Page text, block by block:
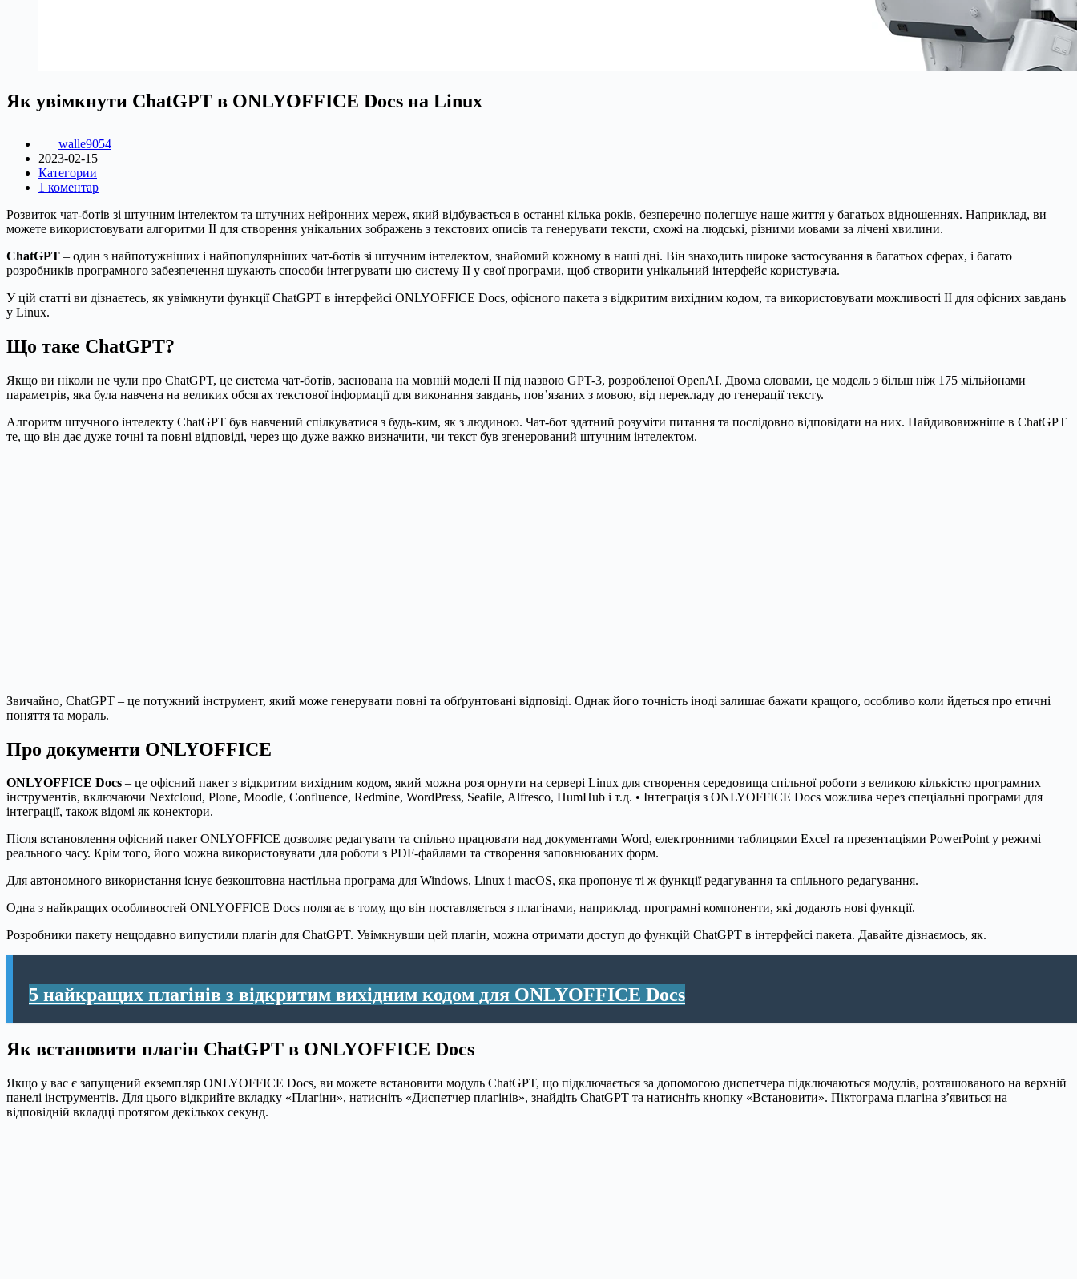
Як увімкнути ChatGPT в ONLYOFFICE Docs на Linux
walle9054
2023-02-15
Категории
1 коментар
Розвиток чат-ботів зі штучним інтелектом та штучних нейронних мереж, який відбувається в останні кілька років, безперечно полегшує наше життя у багатьох відношеннях. Наприклад, ви
можете використовувати алгоритми ІІ для створення унікальних зображень з текстових описів та генерувати тексти, схожі на людські, різними мовами за лічені хвилини.
ChatGPT – один з найпотужніших і найпопулярніших чат-ботів зі штучним інтелектом, знайомий кожному в наші дні. Він знаходить широке застосування в багатьох сферах, і багато
розробників програмного забезпечення шукають способи інтегрувати цю систему ІІ у свої програми, щоб створити унікальний інтерфейс користувача.
У цій статті ви дізнаєтесь, як увімкнути функції ChatGPT в інтерфейсі ONLYOFFICE Docs, офісного пакета з відкритим вихідним кодом, та використовувати можливості ІІ для офісних завдань
у Linux.
Що таке ChatGPT?
Якщо ви ніколи не чули про ChatGPT, це система чат-ботів, заснована на мовній моделі ІІ під назвою GPT-3, розробленої OpenAI. Двома словами, це модель з більш ніж 175 мільйонами
параметрів, яка була навчена на великих обсягах текстової інформації для виконання завдань, пов’язаних з мовою, від перекладу до генерації тексту.
Алгоритм штучного інтелекту ChatGPT був навчений спілкуватися з будь-ким, як з людиною. Чат-бот здатний розуміти питання та послідовно відповідати на них. Найдивовижніше в ChatGPT
те, що він дає дуже точні та повні відповіді, через що дуже важко визначити, чи текст був згенерований штучним інтелектом.
Звичайно, ChatGPT – це потужний інструмент, який може генерувати повні та обґрунтовані відповіді. Однак його точність іноді залишає бажати кращого, особливо коли йдеться про етичні
поняття та мораль.
Про документи ONLYOFFICE
ONLYOFFICE Docs – це офісний пакет з відкритим вихідним кодом, який можна розгорнути на сервері Linux для створення середовища спільної роботи з великою кількістю програмних
інструментів, включаючи Nextcloud, Plone, Moodle, Confluence, Redmine, WordPress, Seafile, Alfresco, HumHub і т.д. • Інтеграція з ONLYOFFICE Docs можлива через спеціальні програми для
інтеграції, також відомі як конектори.
Після встановлення офісний пакет ONLYOFFICE дозволяє редагувати та спільно працювати над документами Word, електронними таблицями Excel та презентаціями PowerPoint у режимі
реального часу. Крім того, його можна використовувати для роботи з PDF-файлами та створення заповнюваних форм.
Для автономного використання існує безкоштовна настільна програма для Windows, Linux і macOS, яка пропонує ті ж функції редагування та спільного редагування.
Одна з найкращих особливостей ONLYOFFICE Docs полягає в тому, що він поставляється з плагінами, наприклад. програмні компоненти, які додають нові функції.
Розробники пакету нещодавно випустили плагін для ChatGPT. Увімкнувши цей плагін, можна отримати доступ до функцій ChatGPT в інтерфейсі пакета. Давайте дізнаємось, як.
5 найкращих плагінів з відкритим вихідним кодом для ONLYOFFICE Docs
Як встановити плагін ChatGPT в ONLYOFFICE Docs
Якщо у вас є запущений екземпляр ONLYOFFICE Docs, ви можете встановити модуль ChatGPT, що підключається за допомогою диспетчера підключаються модулів, розташованого на верхній
панелі інструментів. Для цього відкрийте вкладку «Плагіни», натисніть «Диспетчер плагінів», знайдіть ChatGPT та натисніть кнопку «Встановити». Піктограма плагіна з’явиться на
відповідній вкладці протягом декількох секунд.